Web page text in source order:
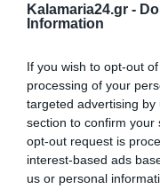
Kalamaria24.gr -
Information
If you wish to opt-out
processing of your
targeted advertising
section to confirm your
opt-out request is
interest-based ads
us or personal